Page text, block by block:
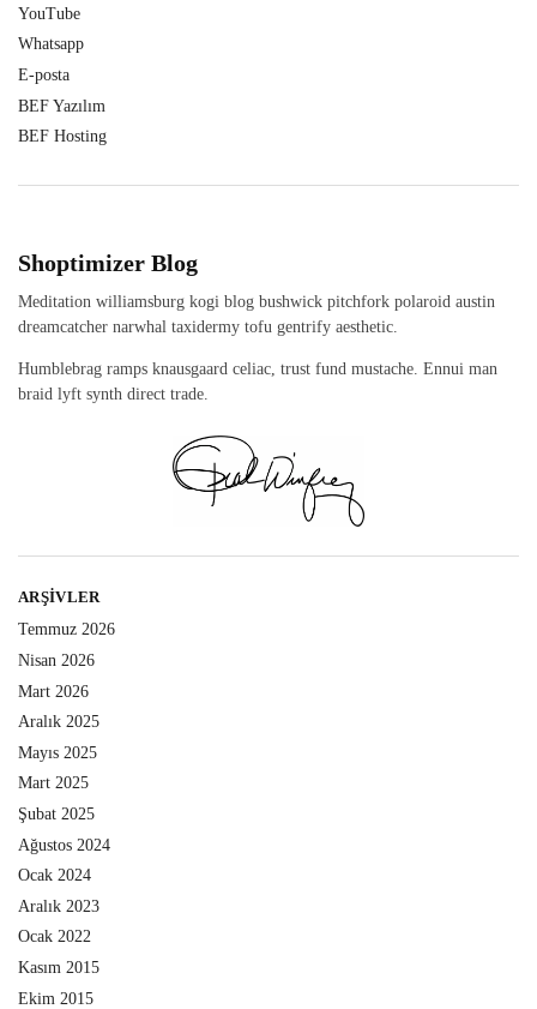
YouTube
Whatsapp
E-posta
BEF Yazılım
BEF Hosting
Shoptimizer Blog
Meditation williamsburg kogi blog bushwick pitchfork polaroid austin
dreamcatcher narwhal taxidermy tofu gentrify aesthetic.
Humblebrag ramps knausgaard celiac, trust fund mustache. Ennui man
braid lyft synth direct trade.
ARŞIVLER
Temmuz 2026
Nisan 2026
Mart 2026
Aralık 2025
Mayıs 2025
Mart 2025
Şubat 2025
Ağustos 2024
Ocak 2024
Aralık 2023
Ocak 2022
Kasım 2015
Ekim 2015